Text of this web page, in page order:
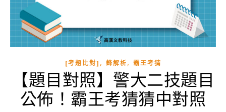
[考題比對] , 鋒解析, 霸王考猜
【題目對照】警大二技題目
公佈！霸王考猜猜中對照